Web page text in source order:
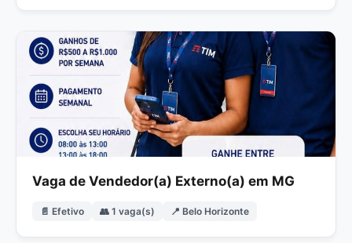
Vaga de Vendedor(a) Externo(a) em MG
📄 Efetivo 👥 1 vaga(s) 📍 Belo Horizonte